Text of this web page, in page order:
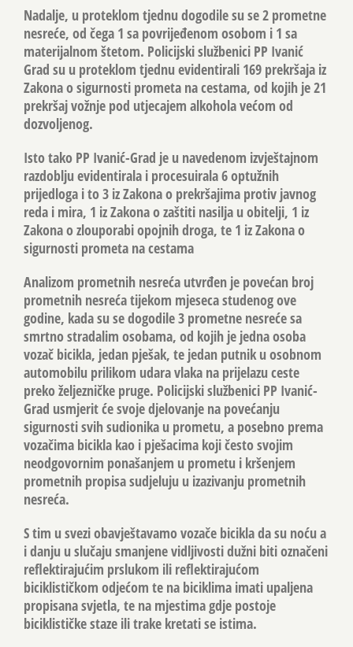
Nadalje, u proteklom tjednu dogodile su se 2 prometne
nesreće, od čega 1 sa povrijeđenom osobom i 1 sa
materijalnom štetom. Policijski službenici PP Ivanić
Grad su u proteklom tjednu evidentirali 169 prekršaja iz
Zakona o sigurnosti prometa na cestama, od kojih je 21
prekršaj vožnje pod utjecajem alkohola većom od
dozvoljenog.
Isto tako PP Ivanić-Grad je u navedenom izvještajnom
razdoblju evidentirala i procesuirala 6 optužnih
prijedloga i to 3 iz Zakona o prekršajima protiv javnog
reda i mira, 1 iz Zakona o zaštiti nasilja u obitelji, 1 iz
Zakona o zlouporabi opojnih droga, te 1 iz Zakona o
sigurnosti prometa na cestama
Analizom prometnih nesreća utvrđen je povećan broj
prometnih nesreća tijekom mjeseca studenog ove
godine, kada su se dogodile 3 prometne nesreće sa
smrtno stradalim osobama, od kojih je jedna osoba
vozač bicikla, jedan pješak, te jedan putnik u osobnom
automobilu prilikom udara vlaka na prijelazu ceste
preko željezničke pruge. Policijski službenici PP Ivanić-
Grad usmjerit će svoje djelovanje na povećanju
sigurnosti svih sudionika u prometu, a posebno prema
vozačima bicikla kao i pješacima koji često svojim
neodgovornim ponašanjem u prometu i kršenjem
prometnih propisa sudjeluju u izazivanju prometnih
nesreća.
S tim u svezi obavještavamo vozače bicikla da su noću a
i danju u slučaju smanjene vidljivosti dužni biti označeni
reflektirajućim prslukom ili reflektirajućom
biciklističkom odjećom te na biciklima imati upaljena
propisana svjetla, te na mjestima gdje postoje
biciklističke staze ili trake kretati se istima.